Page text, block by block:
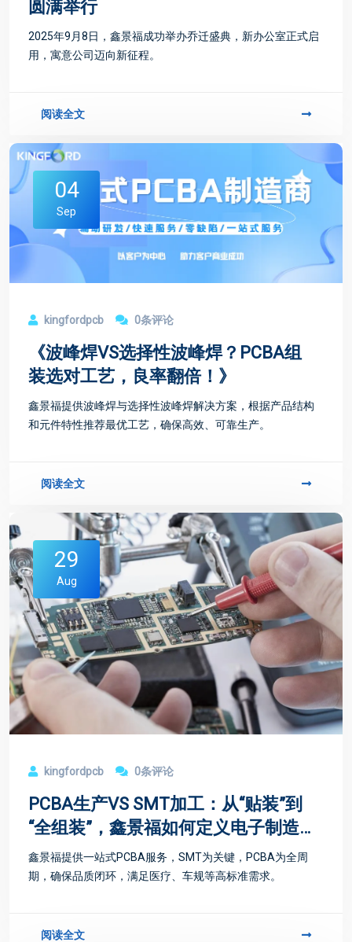
圆满举行
2025年9月8日，鑫景福成功举办乔迁盛典，新办公室正式启
用，寓意公司迈向新征程。
阅读全文
04
Sep
kingfordpcb 0条评论
《波峰焊VS选择性波峰焊？PCBA组
装选对工艺，良率翻倍！》
鑫景福提供波峰焊与选择性波峰焊解决方案，根据产品结构
和元件特性推荐最优工艺，确保高效、可靠生产。
阅读全文
29
Aug
kingfordpcb 0条评论
PCBA生产VS SMT加工：从“贴装”到
“全组装”，鑫景福如何定义电子制造
品质？
鑫景福提供一站式PCBA服务，SMT为关键，PCBA为全周
期，确保品质闭环，满足医疗、车规等高标准需求。
阅读全文